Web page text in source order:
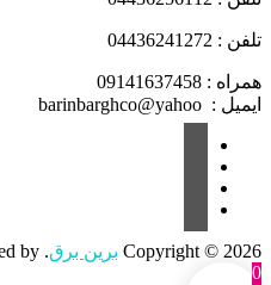
تلفن : 04436241272
همراه : 09141637458
ایمیل : barinbarghco@yahoo
Copyright © 2026 برین برق. All rights reserved. Theme
by:
0